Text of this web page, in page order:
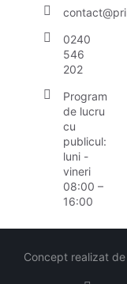
0240
546
202
Program
de lucru
cu
publicul:
luni -
vineri
08:00 –
16:00
Concept realizat de